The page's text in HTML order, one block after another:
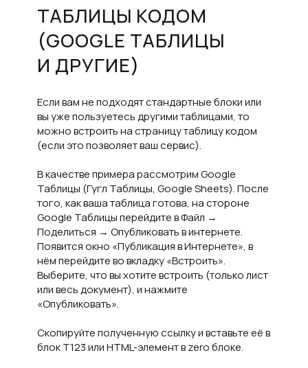
ТАБЛИЦЫ КОДОМ
(GOOGLE ТАБЛИЦЫ
И ДРУГИЕ)
Если вам не подходят стандартные блоки или
вы уже пользуетесь другими таблицами, то
можно встроить на страницу таблицу кодом
(если это позволяет ваш сервис).
В качестве примера рассмотрим Google
Таблицы (Гугл Таблицы, Google Sheets). После
того, как ваша таблица готова, на стороне
Google Таблицы перейдите в Файл →
Поделиться → Опубликовать в интернете.
Появится окно «Публикация в Интернете», в
нём перейдите во вкладку «Встроить».
Выберите, что вы хотите встроить (только лист
или весь документ), и нажмите
«Опубликовать».
Скопируйте полученную ссылку и вставьте её в
блок T123 или HTML-элемент в zero блоке.